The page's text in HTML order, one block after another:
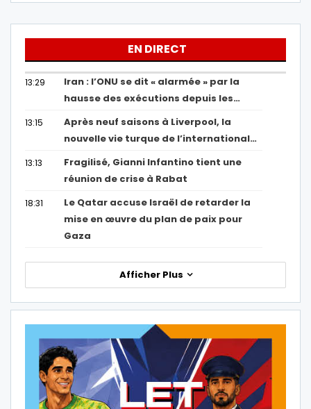
EN DIRECT
13:29
Iran : l’ONU se dit « alarmée » par la
hausse des exécutions depuis les…
13:15
Après neuf saisons à Liverpool, la
nouvelle vie turque de l’international…
13:13
Fragilisé, Gianni Infantino tient une
réunion de crise à Rabat
18:31
Le Qatar accuse Israël de retarder la
mise en œuvre du plan de paix pour
Gaza
Afficher Plus